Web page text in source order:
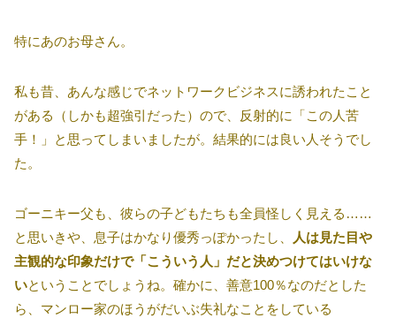
特にあのお母さん。
私も昔、あんな感じでネットワークビジネスに誘われたこと
がある（しかも超強引だった）ので、反射的に「この人苦
手！」と思ってしまいましたが。結果的には良い人そうでし
た。
ゴーニキー父も、彼らの子どもたちも全員怪しく見える……
と思いきや、息子はかなり優秀っぽかったし、
人は見た目や
主観的な印象だけで「こういう人」だと決めつけてはいけな
いということでしょうね。確かに、善意100％なのだとした
ら、マンロー家のほうがだいぶ失礼なことをしている